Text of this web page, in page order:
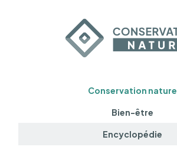
Conservation nature
Bien-être
Encyclopédie